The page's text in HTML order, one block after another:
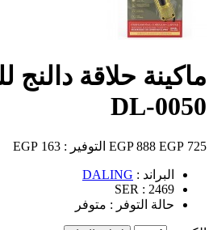
ماكينة حلاقة دالنج
DL-0050
725 EGP
888 EGP التوفير : 163 EGP
البراند : DALING
SER : 2469
حالة التوفر : متوفر